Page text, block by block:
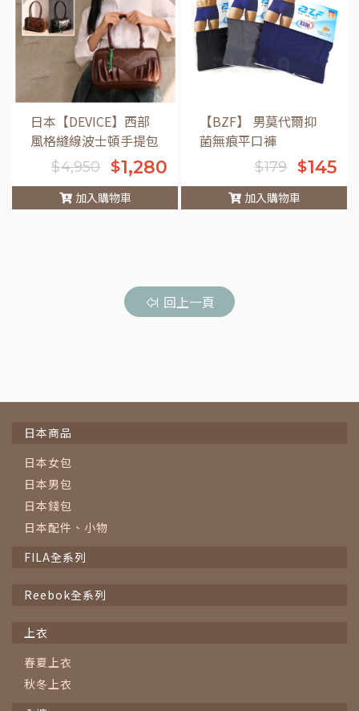
日本【DEVICE】西部
風格縫線波士頓手提包
$4,950 $1,280
加入購物車
【BZF】 男莫代爾抑
菌無痕平口褲
$179 $145
加入購物車
回上一頁
日本商品
日本女包
日本男包
日本錢包
日本配件、小物
FILA全系列
Reebok全系列
上衣
春夏上衣
秋冬上衣